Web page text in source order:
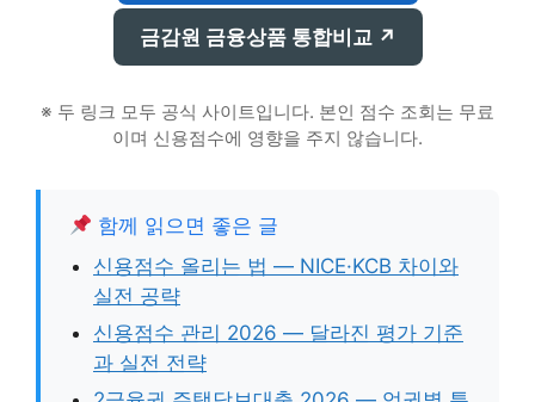
금감원 금융상품 통합비교 ↗
※ 두 링크 모두 공식 사이트입니다. 본인 점수 조회는 무료
이며 신용점수에 영향을 주지 않습니다.
함께 읽으면 좋은 글
신용점수 올리는 법 — NICE·KCB 차이와
실전 공략
신용점수 관리 2026 — 달라진 평가 기준
과 실전 전략